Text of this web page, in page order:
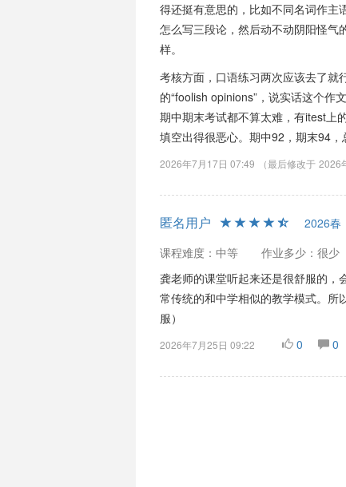
得还挺有意思的，比如不同名词作主
怎么写三段论，然后动不动阴阳怪气
样。
考核方面，口语练习两次应该去了就
的“foolish opinions”，说实话这个作
期中期末考试都不算太难，有itest上
填空出得很恶心。期中92，期末94，
2026年7月17日 07:49 （最后修改于 2026
匿名用户
2026春
课程难度：中等
作业多少：很少
龚老师的课堂听起来还是很舒服的，
常传统的和中学相似的教学模式。所
服）
2026年7月25日 09:22 0 0